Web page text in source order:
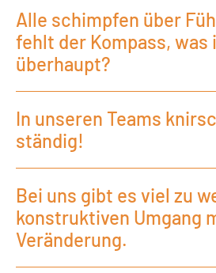
Alle schimpfen über
fehlt der Kompass, was
überhaupt?
In unseren Teams
ständig!
Bei uns gibt es viel zu
konstruktiven Umgang
Veränderung.